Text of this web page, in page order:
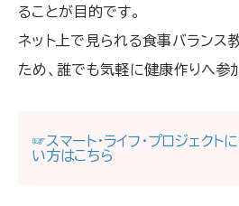
ることが目的です。
ネット上で見られる食事バランス
ため、誰でも気軽に健康作りへ参
☞スマート・ライフ・プロジェクト
い方はこちら